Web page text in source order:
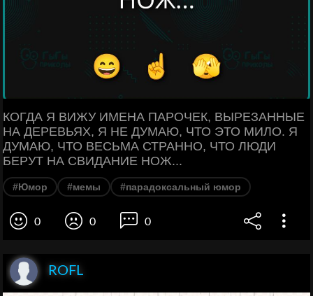
КОГДА Я ВИЖУ ИМЕНА ПАРОЧЕК, ВЫРЕЗАННЫЕ
НА ДЕРЕВЬЯХ, Я НЕ ДУМАЮ, ЧТО ЭТО МИЛО. Я
ДУМАЮ, ЧТО ВЕСЬМА СТРАННО, ЧТО ЛЮДИ
БЕРУТ НА СВИДАНИЕ НОЖ...
#Юмор #мемы #парадоксальный юмор
0 0 0
ROFL